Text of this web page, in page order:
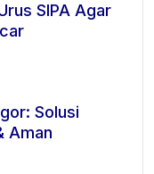
SIPA Agar
Solusi
Aman